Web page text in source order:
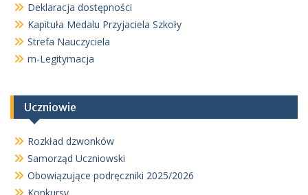
Deklaracja dostępności
Kapituła Medalu Przyjaciela Szkoły
Strefa Nauczyciela
m-Legitymacja
Uczniowie
Rozkład dzwonków
Samorząd Uczniowski
Obowiązujące podręczniki 2025/2026